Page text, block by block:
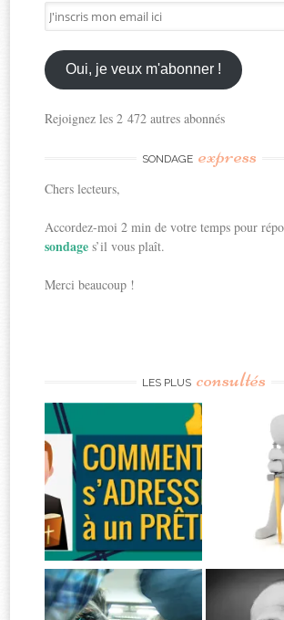
J'inscris
mon
email
ici
Oui, je veux m'abonner !
Rejoignez les 2 472 autres abonnés
SONDAGE express
Chers lecteurs,
Accordez-moi 2 min de votre temps pour
sondages’il vous plaît.
Merci beaucoup !
LES PLUS consultés